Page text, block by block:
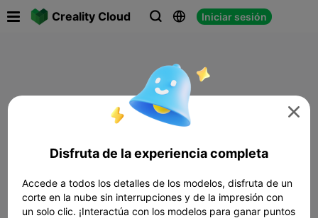
Creality Cloud   Iniciar sesión

Disfruta de la experiencia completa
Accede a todos los detalles de los modelos, disfruta de un
corte en la nube sin interrupciones y de la impresión con
un solo clic. ¡Interactúa con los modelos para ganar puntos